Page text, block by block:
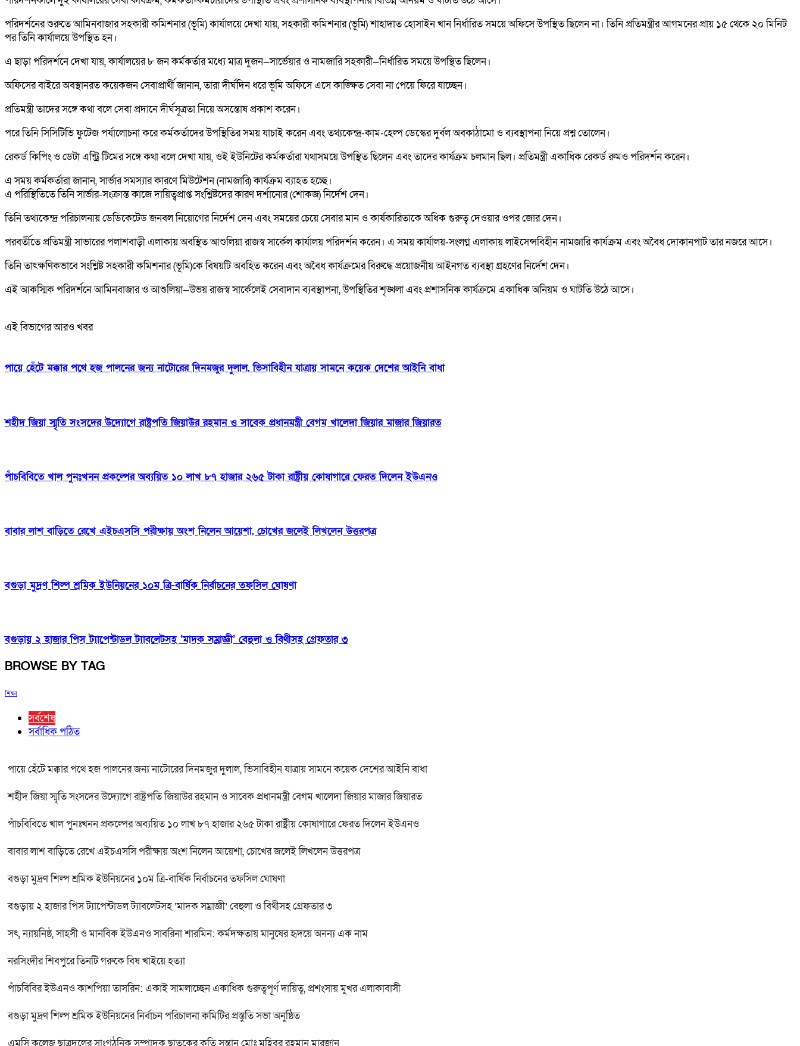
পরিদর্শনের শুরুতে আমিনবাজার সহকারী কমিশনার (ভূমি) কার্যালয়ে দেখা যায়, সহকারী কমিশনার (ভূমি) শাহাদাত হোসাইন খান নির্ধারিত সময়ে অফিসে উপস্থিত ছিলেন না। তিনি প্রতিমন্ত্রীর আগমনের প্রায় ১৫ থেকে ২০ মিনিট
পর তিনি কার্যালয়ে উপস্থিত হন।
এ ছাড়া পরিদর্শনে দেখা যায়, কার্যালয়ের ৮ জন কর্মকর্তার মধ্যে মাত্র দুজন—সার্ভেয়ার ও নামজারি সহকারী—নির্ধারিত সময়ে উপস্থিত ছিলেন।
অফিসের বাইরে অবস্থানরত কয়েকজন সেবাপ্রার্থী জানান, তারা দীর্ঘদিন ধরে ভূমি অফিসে এসে কাঙ্ক্ষিত সেবা না পেয়ে ফিরে যাচ্ছেন।
প্রতিমন্ত্রী তাদের সঙ্গে কথা বলে সেবা প্রদানে দীর্ঘসূত্রতা নিয়ে অসন্তোষ প্রকাশ করেন।
পরে তিনি সিসিটিভি ফুটেজ পর্যালোচনা করে কর্মকর্তাদের উপস্থিতির সময় যাচাই করেন এবং তথ্যকেন্দ্র-কাম-হেল্প ডেস্কের দুর্বল অবকাঠামো ও ব্যবস্থাপনা নিয়ে প্রশ্ন তোলেন।
রেকর্ড কিপিং ও ডেটা এন্ট্রি টিমের সঙ্গে কথা বলে দেখা যায়, ওই ইউনিটের কর্মকর্তারা যথাসময়ে উপস্থিত ছিলেন এবং তাদের কার্যক্রম চলমান ছিল। প্রতিমন্ত্রী একাধিক রেকর্ড রুমও পরিদর্শন করেন।
এ সময় কর্মকর্তারা জানান, সার্ভার সমস্যার কারণে মিউটেশন (নামজারি) কার্যক্রম ব্যাহত হচ্ছে।
এ পরিস্থিতিতে তিনি সার্ভার-সংক্রান্ত কাজে দায়িত্বপ্রাপ্ত সংশ্লিষ্টদের কারণ দর্শানোর (শোকজ) নির্দেশ দেন।
তিনি তথ্যকেন্দ্র পরিচালনায় ডেডিকেটেড জনবল নিয়োগের নির্দেশ দেন এবং সময়ের চেয়ে সেবার মান ও কার্যকারিতাকে অধিক গুরুত্ব দেওয়ার ওপর জোর দেন।
পরবর্তীতে প্রতিমন্ত্রী সাভারের পলাশবাড়ী এলাকায় অবস্থিত আশুলিয়া রাজস্ব সার্কেল কার্যালয় পরিদর্শন করেন। এ সময় কার্যালয়-সংলগ্ন এলাকায় লাইসেন্সবিহীন নামজারি কার্যক্রম এবং অবৈধ দোকানপাট তার নজরে আসে।
তিনি তাৎক্ষণিকভাবে সংশ্লিষ্ট সহকারী কমিশনার (ভূমি)কে বিষয়টি অবহিত করেন এবং অবৈধ কার্যক্রমের বিরুদ্ধে প্রয়োজনীয় আইনগত ব্যবস্থা গ্রহণের নির্দেশ দেন।
এই আকস্মিক পরিদর্শনে আমিনবাজার ও আশুলিয়া—উভয় রাজস্ব সার্কেলেই সেবাদান ব্যবস্থাপনা, উপস্থিতির শৃঙ্খলা এবং প্রশাসনিক কার্যক্রমে একাধিক অনিয়ম ও ঘাটতি উঠে আসে।
এই বিভাগের আরও খবর
পায়ে হেঁটে মক্কার পথে হজ পালনের জন্য নাটোরের দিনমজুর দুলাল, ভিসাবিহীন যাত্রায় সামনে কয়েক দেশের আইনি বাধা
শহীদ জিয়া স্মৃতি সংসদের উদ্যোগে রাষ্ট্রপতি জিয়াউর রহমান ও সাবেক প্রধানমন্ত্রী বেগম খালেদা জিয়ার মাজার জিয়ারত
পাঁচবিবিতে খাল পুনঃখনন প্রকল্পের অব্যয়িত ১০ লাখ ৮৭ হাজার ২৬৫ টাকা রাষ্ট্রীয় কোষাগারে ফেরত দিলেন ইউএনও
বাবার লাশ বাড়িতে রেখে এইচএসসি পরীক্ষায় অংশ নিলেন আয়েশা, চোখের জলেই লিখলেন উত্তরপত্র
বগুড়া মুদ্রণ শিল্প শ্রমিক ইউনিয়নের ১০ম ত্রি-বার্ষিক নির্বাচনের তফসিল ঘোষণা
বগুড়ায় ২ হাজার পিস ট্যাপেন্টাডল ট্যাবলেটসহ ‘মাদক সম্রাজ্ঞী’ বেহুলা ও বিথীসহ গ্রেফতার ৩
BROWSE BY TAG
শিক্ষা
সর্বশেষ
সর্বাধিক পঠিত
পায়ে হেঁটে মক্কার পথে হজ পালনের জন্য নাটোরের দিনমজুর দুলাল, ভিসাবিহীন যাত্রায় সামনে কয়েক দেশের আইনি বাধা
শহীদ জিয়া স্মৃতি সংসদের উদ্যোগে রাষ্ট্রপতি জিয়াউর রহমান ও সাবেক প্রধানমন্ত্রী বেগম খালেদা জিয়ার মাজার জিয়ারত
পাঁচবিবিতে খাল পুনঃখনন প্রকল্পের অব্যয়িত ১০ লাখ ৮৭ হাজার ২৬৫ টাকা রাষ্ট্রীয় কোষাগারে ফেরত দিলেন ইউএনও
বাবার লাশ বাড়িতে রেখে এইচএসসি পরীক্ষায় অংশ নিলেন আয়েশা, চোখের জলেই লিখলেন উত্তরপত্র
বগুড়া মুদ্রণ শিল্প শ্রমিক ইউনিয়নের ১০ম ত্রি-বার্ষিক নির্বাচনের তফসিল ঘোষণা
বগুড়ায় ২ হাজার পিস ট্যাপেন্টাডল ট্যাবলেটসহ ‘মাদক সম্রাজ্ঞী’ বেহুলা ও বিথীসহ গ্রেফতার ৩
সৎ, ন্যায়নিষ্ঠ, সাহসী ও মানবিক ইউএনও সাবরিনা শারমিন: কর্মদক্ষতায় মানুষের হৃদয়ে অনন্য এক নাম
নরসিংদীর শিবপুরে তিনটি গরুকে বিষ খাইয়ে হত্যা
পাঁচবিবির ইউএনও কাশপিয়া তাসরিন: একাই সামলাচ্ছেন একাধিক গুরুত্বপূর্ণ দায়িত্ব, প্রশংসায় মুখর এলাকাবাসী
বগুড়া মুদ্রণ শিল্প শ্রমিক ইউনিয়নের নির্বাচন পরিচালনা কমিটির প্রস্তুতি সভা অনুষ্ঠিত